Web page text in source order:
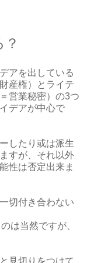
アを出している
産権）とライテ
営業秘密）の3つ
デアが中心で
したり或は派生
すが、それ以外
性は否定出来ま
切付き合わない
は当然ですが、
見切りをつけて